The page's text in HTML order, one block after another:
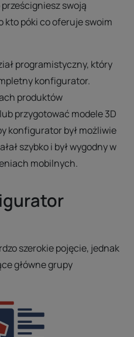
swoją
kto póki co oferuje swoim
programistyczny, który
konfigurator.
produktów
przygotować modele 3D
konfigurator był możliwie
szybko i był wygodny w
mobilnych.
szerokie pojęcie, jednak
główne grupy